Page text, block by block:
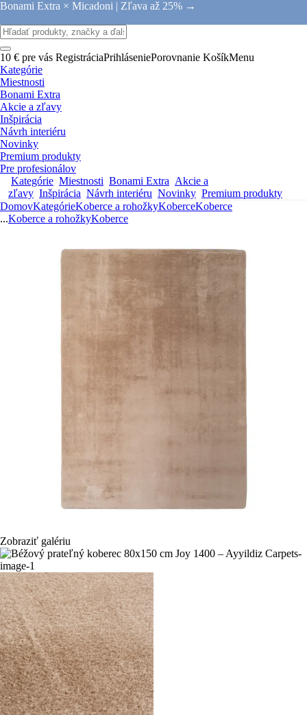
Bonami Extra × Micadoni | Zľava až 25% →
10 € pre vás RegistráciaPrihláseniePorovnanie KošíkMenu
Kategórie
Miestnosti
Bonami Extra
Akcie a zľavy
Inšpirácia
Návrh interiéru
Novinky
Premium produkty
Pre profesionálov
Kategórie Miestnosti Bonami Extra Akcie a
zľavy Inšpirácia Návrh interiéru Novinky Premium produkty
DomovKategórieKoberce a rohožkyKoberceKoberce
...Koberce a rohožkyKoberce
Zobraziť galériu